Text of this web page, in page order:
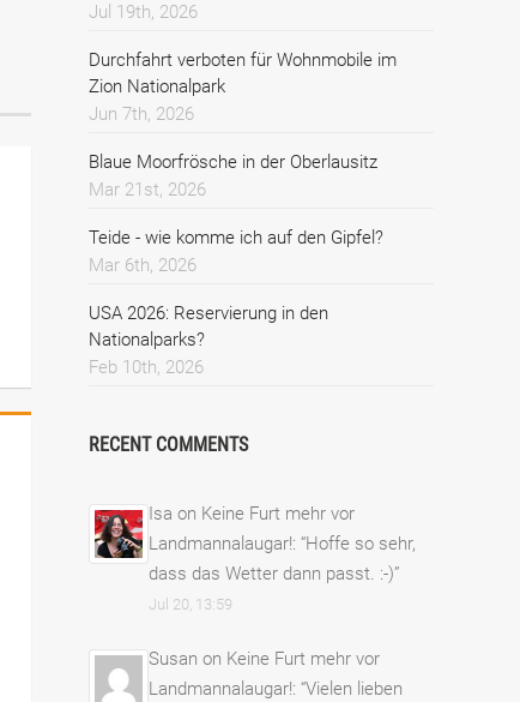
Jul 19th, 2026
Durchfahrt verboten für Wohnmobile im
Zion Nationalpark
Jun 7th, 2026
Blaue Moorfrösche in der Oberlausitz
Mar 21st, 2026
Teide - wie komme ich auf den Gipfel?
Mar 6th, 2026
USA 2026: Reservierung in den
Nationalparks?
Feb 10th, 2026
RECENT COMMENTS
Isa on Keine Furt mehr vor
Landmannalaugar!: “Hoffe so sehr,
dass das Wetter dann passt. :-)”
Jul 20, 13:59
Susan on Keine Furt mehr vor
Landmannalaugar!: “Vielen lieben